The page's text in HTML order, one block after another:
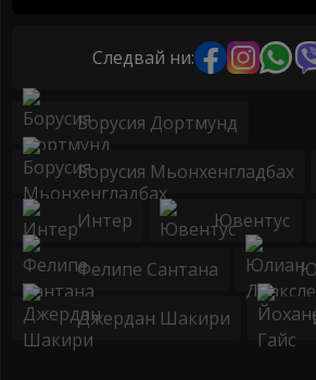
Следвай ни:
Борусия Дортмунд
Борусия Мьонхенгладбах
Интер Ювентус
Фелипе Сантана
Джердан Шакири